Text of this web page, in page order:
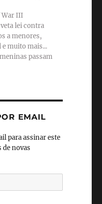
War III
lei contra
a menores,
e muito mais...
passam
EMAIL
para assinar este
de novas